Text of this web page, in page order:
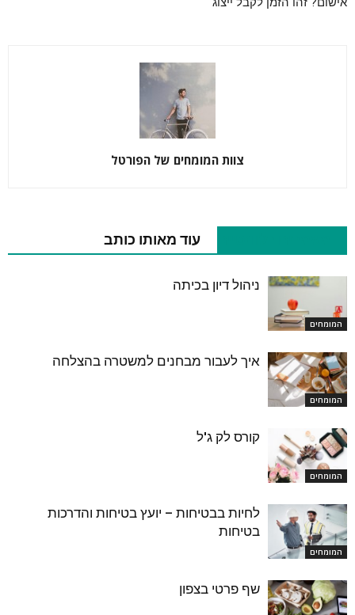
צוות המומחים של הפורטל
עוד מאותו כותב
המומחים
ניהול דיון בכיתה
המומחים
איך לעבור מבחנים למשטרה בהצלחה
המומחים
קורס לק ג'ל
המומחים
לחיות בבטיחות – יועץ בטיחות והדרכות
בטיחות
שף פרטי בצפון